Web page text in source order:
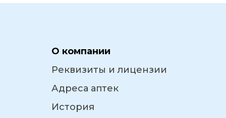
О компании
Реквизиты и лицензии
Адреса аптек
История